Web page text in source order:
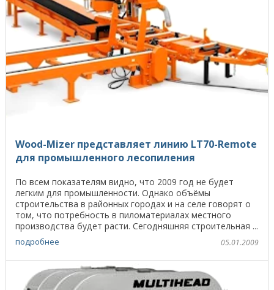
Wood-Mizer представляет линию LT70-Remote
для промышленного лесопиления
По всем показателям видно, что 2009 год не будет
легким для промышленности. Однако объёмы
строительства в районных городах и на селе говорят о
том, что потребность в пиломатериалах местного
производства будет расти. Сегодняшняя строительная ...
подробнее 05.01.2009